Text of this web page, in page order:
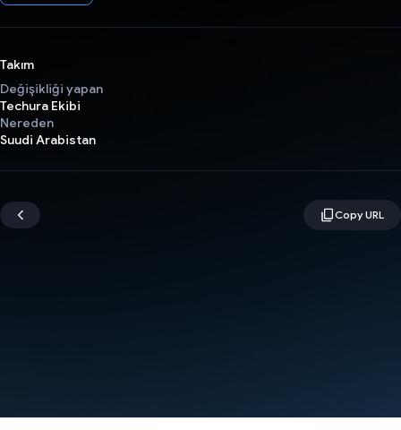
Takım
Değişikliği yapan
Techura Ekibi
Nereden
Suudi Arabistan